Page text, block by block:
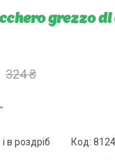
grezzo
324 ₴
в роздріб Код: